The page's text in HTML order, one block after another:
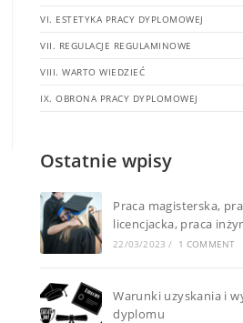
VI. ESTETYKA PRACY DYPLOMOWEJ
VII. REGULACJE REGULAMINOWE
VIII. WARTO WIEDZIEĆ
IX. OBRONA PRACY DYPLOMOWEJ
Ostatnie wpisy
Praca magisterska,
licencjacka, praca
22/03/2023 / 1 COMMENT
Warunki uzyskania i
dyplomu